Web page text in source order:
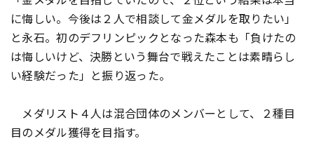
に悔しい。今後は２人で相談して金メダルを取りたい」
と永石。初のデフリンピックとなった森本も「負けたの
は悔しいけど、決勝という舞台で戦えたことは素晴らし
い経験だった」と振り返った。
メダリスト４人は混合団体のメンバーとして、２種目
目のメダル獲得を目指す。